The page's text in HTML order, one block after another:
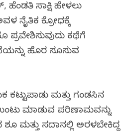
ಸಾಕ್ಷಿ ಹೇಳಲು
ನೈತಿಕ ಕ್ರೋಧಕ್ಕೆ
ಕಥೆಗೆ
ಹೊರ ಸೂಸುವ
ಮತ್ತು ಗಂಡಸಿನ
ಮಾಡುವ ಪರಿಣಾಮವನ್ನು
ಮತ್ತು ಸದಾನಲ್ಲಿ ಅರಳಬೇಕಿದ್ದ